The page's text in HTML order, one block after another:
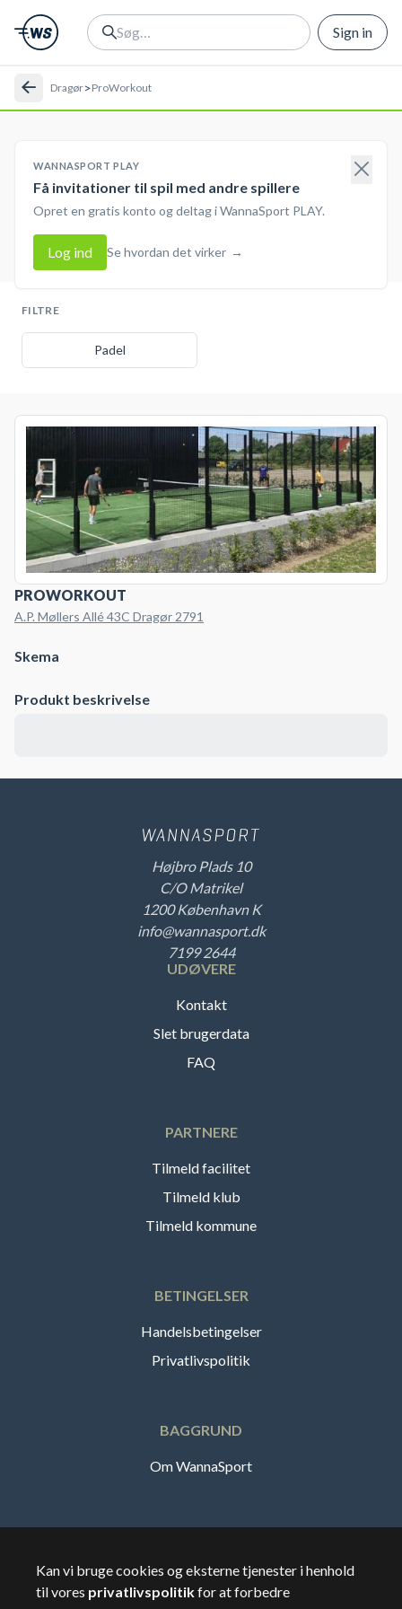
Sign in
Dragør>ProWorkout
WANNASPORT PLAY
Få invitationer til spil med andre spillere
Opret en gratis konto og deltag i WannaSport PLAY.
Log ind Se hvordan det virker →
FILTRE
Padel
PROWORKOUT
A.P. Møllers Allé 43C Dragør 2791
Skema
Produkt beskrivelse
Højbro Plads 10
C/O Matrikel
1200 København K
info@wannasport.dk
7199 2644
UDØVERE
Kontakt
Slet brugerdata
FAQ
PARTNERE
Tilmeld facilitet
Tilmeld klub
Tilmeld kommune
BETINGELSER
Handelsbetingelser
Privatlivspolitik
BAGGRUND
Om WannaSport
🇸🇪Sverige
Kan vi bruge cookies og eksterne tjenester i henhold
til vores privatlivspolitikfor at forbedre